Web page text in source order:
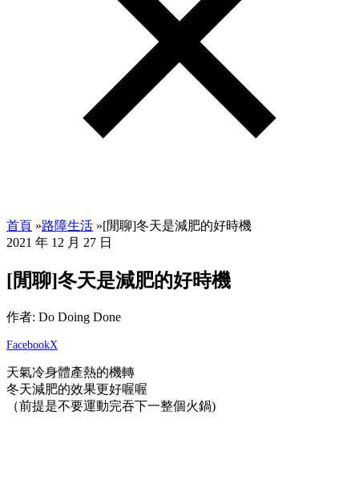
首頁 »路障生活 »[閒聊]冬天是減肥的好時機
2021 年 12 月 27 日
[閒聊]冬天是減肥的好時機
作者: Do Doing Done
FacebookX
天氣冷身體產熱的機轉
冬天減肥的效果更好喔喔
（前提是不要運動完吞下一整個火鍋)